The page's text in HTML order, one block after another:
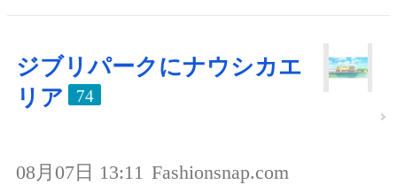
ジブリパークにナウシカエ
リア
74
08月07日 13:11 Fashionsnap.com